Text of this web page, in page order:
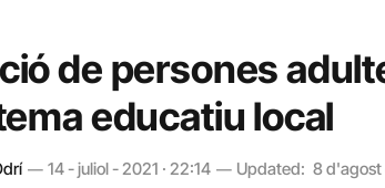
de persones
educatiu local
14 - juliol - 2021 · 22:14 Updated: 8